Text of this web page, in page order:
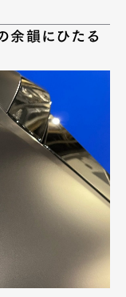
余韻にひたる